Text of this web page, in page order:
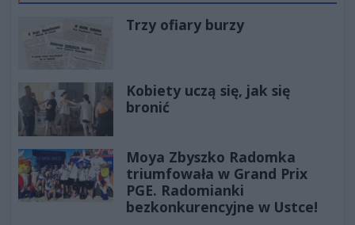
Trzy ofiary burzy
Kobiety uczą się, jak się
bronić
Moya Zbyszko Radomka
triumfowała w Grand Prix
PGE. Radomianki
bezkonkurencyjne w Ustce!